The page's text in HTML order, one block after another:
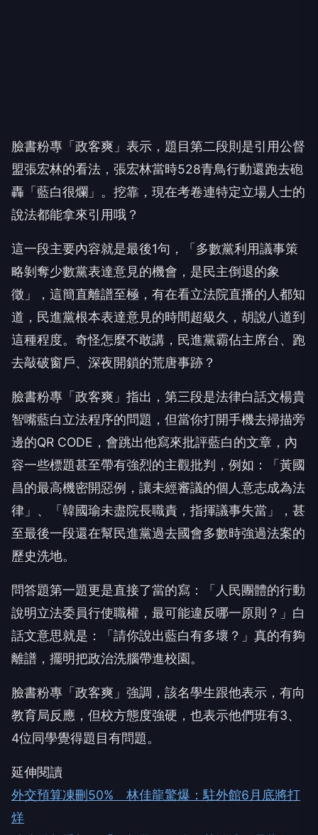
臉書粉專「政客爽」表示，題目第二段則是引用公督
盟張宏林的看法，張宏林當時528青鳥行動還跑去砲
轟「藍白很爛」。挖靠，現在考卷連特定立場人士的
說法都能拿來引用哦？
這一段主要內容就是最後1句，「多數黨利用議事策
略剝奪少數黨表達意見的機會，是民主倒退的象
徵」，這簡直離譜至極，有在看立法院直播的人都知
道，民進黨根本表達意見的時間超級久，胡說八道到
這種程度。奇怪怎麼不敢講，民進黨霸佔主席台、跑
去敲破窗戶、深夜開鎖的荒唐事跡？
臉書粉專「政客爽」指出，第三段是法律白話文楊貴
智嘴藍白立法程序的問題，但當你打開手機去掃描旁
邊的QR CODE，會跳出他寫來批評藍白的文章，內
容一些標題甚至帶有強烈的主觀批判，例如：「黃國
昌的最高機密開惡例，讓未經審議的個人意志成為法
律」、「韓國瑜未盡院長職責，指揮議事失當」，甚
至最後一段還在幫民進黨過去國會多數時強過法案的
歷史洗地。
問答題第一題更是直接了當的寫：「人民團體的行動
說明立法委員行使職權，最可能違反哪一原則？」白
話文意思就是：「請你說出藍白有多壞？」真的有夠
離譜，擺明把政治洗腦帶進校園。
臉書粉專「政客爽」強調，該名學生跟他表示，有向
教育局反應，但校方態度強硬，也表示他們班有3、
4位同學覺得題目有問題。
延伸閱讀
外交預算凍刪50% 林佳龍驚爆：駐外館6月底將打
烊